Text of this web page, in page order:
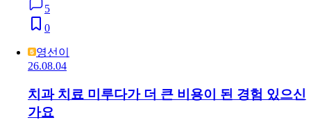
5
0
영선이
26.08.04
치과 치료 미루다가 더 큰 비용이 된 경험 있으신
가요